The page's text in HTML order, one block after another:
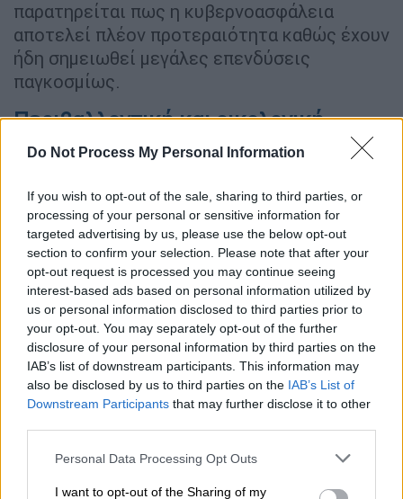
Do Not Process My Personal Information
If you wish to opt-out of the sale, sharing to third parties, or
processing of your personal or sensitive information for
targeted advertising by us, please use the below opt-out
section to confirm your selection. Please note that after your
opt-out request is processed you may continue seeing
interest-based ads based on personal information utilized by
us or personal information disclosed to third parties prior to
your opt-out. You may separately opt-out of the further
disclosure of your personal information by third parties on the
IAB’s list of downstream participants. This information may
also be disclosed by us to third parties on the IAB’s List of
Downstream Participants that may further disclose it to other
Please note that this website/app uses one or more Google
not limited to your visit or usage behaviour. You may click to
Personal Data Processing Opt Outs
I want to opt-out of the Sharing of my
παρατηρείται πως η κυβερνοασφάλεια
αποτελεί πλέον προτεραιότητα καθώς έχουν
ήδη σημειωθεί μεγάλες επενδύσεις
παγκοσμίως.
Περιβαλλοντική και οικολογική
κατάρρευση: Απειλές και ευκαιρίες
Η κλιματική αλλαγή και η κρίση της
βιοποικιλότητας έχουν τεράστιες
επιπτώσεις στην μελλοντική αγορά
εργασίας. Η κλιματική αλλαγή
χαρακτηρίζεται κυρίως από την
υπερθέρμανση του πλανήτη και της
ατμόσφαιρας, η οποία προκαλείται σε
μεγάλο βαθμό από την καύση ορυκτών
καυσίμων, συμπεριλαμβανομένου του
απώλεια τεράστιων πληθυσμών φυτών και
ζώων λόγω των επιπτώσεων της